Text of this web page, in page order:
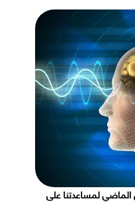
15 ثانية في الماضي لمساعدتنا على